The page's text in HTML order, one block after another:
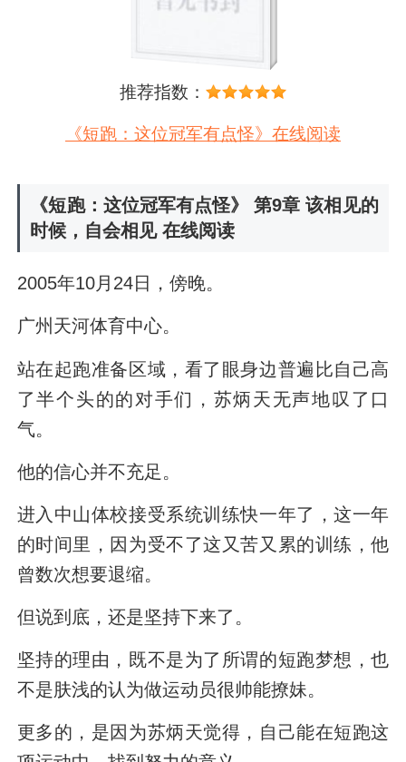
推荐指数：
《短跑：这位冠军有点怪》在线阅读
《短跑：这位冠军有点怪》 第9章 该相见的
时候，自会相见 在线阅读
2005年10月24日，傍晚。
广州天河体育中心。
站在起跑准备区域，看了眼身边普遍比自己高
了半个头的的对手们，苏炳天无声地叹了口
气。
他的信心并不充足。
进入中山体校接受系统训练快一年了，这一年
的时间里，因为受不了这又苦又累的训练，他
曾数次想要退缩。
但说到底，还是坚持下来了。
坚持的理由，既不是为了所谓的短跑梦想，也
不是肤浅的认为做运动员很帅能撩妹。
更多的，是因为苏炳天觉得，自己能在短跑这